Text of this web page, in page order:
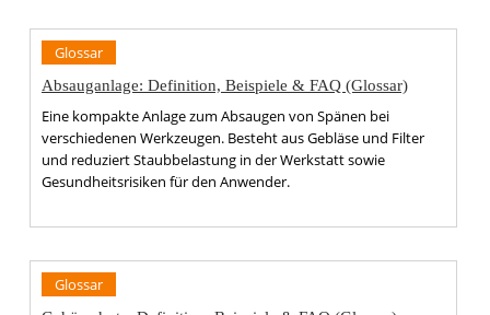
Glossar
Absauganlage: Definition, Beispiele & FAQ (Glossar)
Eine kompakte Anlage zum Absaugen von Spänen bei
verschiedenen Werkzeugen. Besteht aus Gebläse und Filter
und reduziert Staubbelastung in der Werkstatt sowie
Gesundheitsrisiken für den Anwender.
Glossar